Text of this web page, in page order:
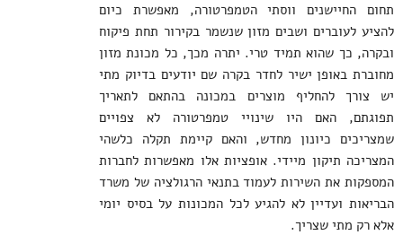
תחום החיישנים ווסתי הטמפרטורה, מאפשרת כיום
להציע לעוברים ושבים מזון שנשמר בקירור תחת פיקוח
ובקרה, כך שהוא תמיד טרי. יתרה מכך, כל מכונת מזון
מחוברת באופן ישיר לחדר בקרה שם יודעים בדיוק מתי
יש צורך להחליף מוצרים במכונה בהתאם לתאריך
תפוגתם, האם היו שינויי טמפרטורה לא צפויים
שמצריכים כיונון מחדש, והאם קיימת תקלה כלשהי
המצריכה תיקון מיידי. אופציות אלו מאפשרות לחברות
המספקות את השירות לעמוד בתנאי הרגולציה של משרד
הבריאות ועדיין לא להגיע לכל המכונות על בסיס יומי
אלא רק מתי שצריך.